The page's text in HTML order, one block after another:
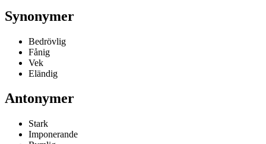
Synonymer
Bedrövlig
Fånig
Vek
Eländig
Antonymer
Stark
Imponerande